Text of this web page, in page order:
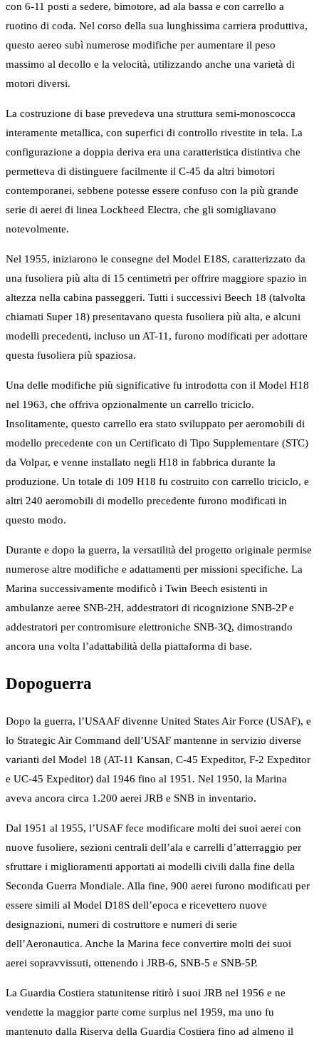
con 6-11 posti a sedere, bimotore, ad ala bassa e con carrello a
ruotino di coda. Nel corso della sua lunghissima carriera produttiva,
questo aereo subì numerose modifiche per aumentare il peso
massimo al decollo e la velocità, utilizzando anche una varietà di
motori diversi.
La costruzione di base prevedeva una struttura semi-monoscocca
interamente metallica, con superfici di controllo rivestite in tela. La
configurazione a doppia deriva era una caratteristica distintiva che
permetteva di distinguere facilmente il C-45 da altri bimotori
contemporanei, sebbene potesse essere confuso con la più grande
serie di aerei di linea Lockheed Electra, che gli somigliavano
notevolmente.
Nel 1955, iniziarono le consegne del Model E18S, caratterizzato da
una fusoliera più alta di 15 centimetri per offrire maggiore spazio in
altezza nella cabina passeggeri. Tutti i successivi Beech 18 (talvolta
chiamati Super 18) presentavano questa fusoliera più alta, e alcuni
modelli precedenti, incluso un AT-11, furono modificati per adottare
questa fusoliera più spaziosa.
Una delle modifiche più significative fu introdotta con il Model H18
nel 1963, che offriva opzionalmente un carrello triciclo.
Insolitamente, questo carrello era stato sviluppato per aeromobili di
modello precedente con un Certificato di Tipo Supplementare (STC)
da Volpar, e venne installato negli H18 in fabbrica durante la
produzione. Un totale di 109 H18 fu costruito con carrello triciclo, e
altri 240 aeromobili di modello precedente furono modificati in
questo modo.
Durante e dopo la guerra, la versatilità del progetto originale permise
numerose altre modifiche e adattamenti per missioni specifiche. La
Marina successivamente modificò i Twin Beech esistenti in
ambulanze aeree SNB-2H, addestratori di ricognizione SNB-2P e
addestratori per contromisure elettroniche SNB-3Q, dimostrando
ancora una volta l’adattabilità della piattaforma di base.
Dopoguerra
Dopo la guerra, l’USAAF divenne United States Air Force (USAF), e
lo Strategic Air Command dell’USAF mantenne in servizio diverse
varianti del Model 18 (AT-11 Kansan, C-45 Expeditor, F-2 Expeditor
e UC-45 Expeditor) dal 1946 fino al 1951. Nel 1950, la Marina
aveva ancora circa 1.200 aerei JRB e SNB in inventario.
Dal 1951 al 1955, l’USAF fece modificare molti dei suoi aerei con
nuove fusoliere, sezioni centrali dell’ala e carrelli d’atterraggio per
sfruttare i miglioramenti apportati ai modelli civili dalla fine della
Seconda Guerra Mondiale. Alla fine, 900 aerei furono modificati per
essere simili al Model D18S dell’epoca e ricevettero nuove
designazioni, numeri di costruttore e numeri di serie
dell’Aeronautica. Anche la Marina fece convertire molti dei suoi
aerei sopravvissuti, ottenendo i JRB-6, SNB-5 e SNB-5P.
La Guardia Costiera statunitense ritirò i suoi JRB nel 1956 e ne
vendette la maggior parte come surplus nel 1959, ma uno fu
mantenuto dalla Riserva della Guardia Costiera fino ad almeno il